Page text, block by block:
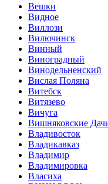
Вешки
Видное
Виллози
Вилючинск
Винный
Виноградный
Винодельненский
Вислая Поляна
Витебск
Витязево
Вичуга
Вишняковские
Владивосток
Владикавказ
Владимир
Владимировка
Власиха